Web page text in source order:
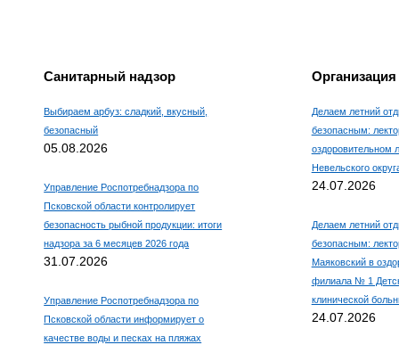
Санитарный надзор
Выбираем арбуз: сладкий, вкусный,
безопасный
05.08.2026
Управление Роспотребнадзора по
Псковской области контролирует
безопасность рыбной продукции: итоги
надзора за 6 месяцев 2026 года
31.07.2026
Управление Роспотребнадзора по
Псковской области информирует о
качестве воды и песках на пляжах
Делаем летний
безопасным:
оздоровительном
Невельского
24.07.2026
Делаем летний
безопасным:
Маяковский в
филиала № 1
клинической
24.07.2026